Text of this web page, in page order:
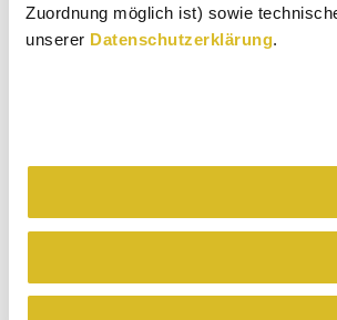
Zuordnung möglich ist) sowie
unserer Datenschutzerklärung.